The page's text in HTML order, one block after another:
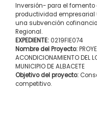
Inversión- para el
productividad empresarial
una subvención
Regional.
EXPEDIENTE: 0219FIE074
Nombre del Proyecto:
ACONDICIONAMIENTO DEL
MUNICIPIO DE ALBACETE
Objetivo del proyecto:
competitivo.